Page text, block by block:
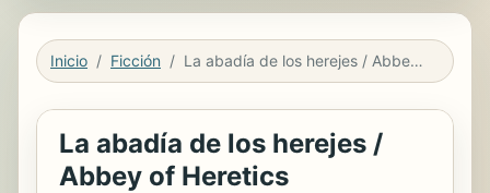
Inicio Ficción La abadía de los herejes / Abbey of Heretics
La abadía de los herejes /
Abbey of Heretics